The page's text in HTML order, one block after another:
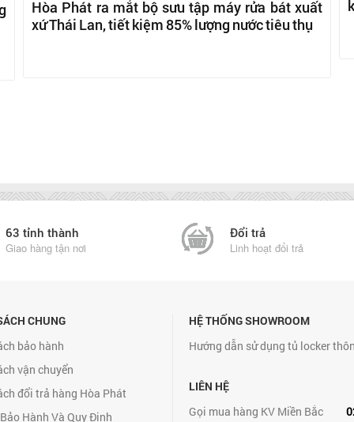
Hòa Phát ra mắt bộ sưu tập máy rửa bát xuất
xứ Thái Lan, tiết kiệm 85% lượng nước tiêu thụ
63 tỉnh thành
Giao hàng tận nơi
Đổi trả
Linh hoạt đổi trả
CHUNG
bảo hành
vận chuyển
đổi trả hàng Hòa Phát
Hành Và Quy Định
HỆ THỐNG SHOWROOM
Hướng dẫn sử dụng tủ locker
LIÊN HỆ
Gọi mua hàng KV Miền Bắc